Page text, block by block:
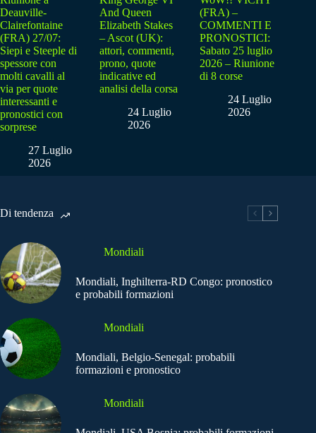
Deauville-
Clairefontaine
(FRA) 27/07:
Siepi e Steeple di
spessore con
molti cavalli al
via per quote
interessanti e
pronostici con
sorprese
27 Luglio
2026
And Queen
Elizabeth Stakes
– Ascot (UK):
attori, commenti,
prono, quote
indicative ed
analisi della corsa
24 Luglio
2026
(FRA) –
COMMENTI E
PRONOSTICI:
Sabato 25 luglio
2026 – Riunione
di 8 corse
24 Luglio
2026
Di tendenza
Mondiali
Mondiali, Inghilterra-RD Congo: pronostico
e probabili formazioni
Mondiali
Mondiali, Belgio-Senegal: probabili
formazioni e pronostico
Mondiali